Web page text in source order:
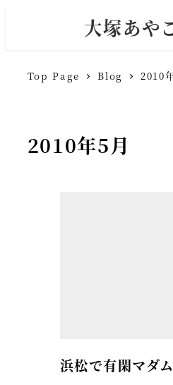
大塚あや
Top Page Blog 2010
2010年5月
浜松で有閑マダ